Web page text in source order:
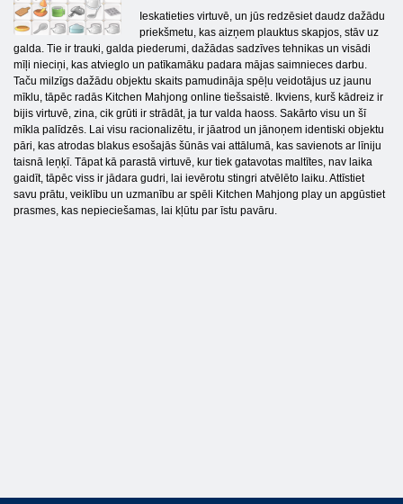
Ieskatieties virtuvē, un jūs redzēsiet daudz dažādu
priekšmetu, kas aizņem plauktus skapjos, stāv uz
galda. Tie ir trauki, galda piederumi, dažādas sadzīves tehnikas un visādi
mīļi nieciņi, kas atvieglo un patīkamāku padara mājas saimnieces darbu.
Taču milzīgs dažādu objektu skaits pamudināja spēļu veidotājus uz jaunu
mīklu, tāpēc radās Kitchen Mahjong online tiešsaistē. Ikviens, kurš kādreiz ir
bijis virtuvē, zina, cik grūti ir strādāt, ja tur valda haoss. Sakārto visu un šī
mīkla palīdzēs. Lai visu racionalizētu, ir jāatrod un jānoņem identiski objektu
pāri, kas atrodas blakus esošajās šūnās vai attālumā, kas savienots ar līniju
taisnā leņķī. Tāpat kā parastā virtuvē, kur tiek gatavotas maltītes, nav laika
gaidīt, tāpēc viss ir jādara gudri, lai ievērotu stingri atvēlēto laiku. Attīstiet
savu prātu, veiklību un uzmanību ar spēli Kitchen Mahjong play un apgūstiet
prasmes, kas nepieciešamas, lai kļūtu par īstu pavāru.